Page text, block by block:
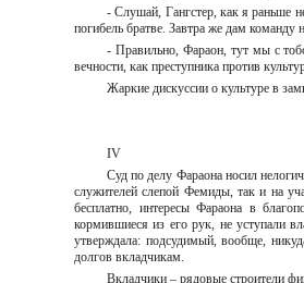
- Слушай, Гангстер, как я раньше
погибель братве. Завтра же дам команду
- Правильно, Фараон, тут мы с
вечности, как преступника против
Жаркие дискуссии о культуре в
IV
Суд по делу Фараона носил
служителей слепой Фемиды, так и на
бесплатно, интересы Фараона в
кормившиеся из его рук, не уступали
утверждала: подсудимый, вообще,
долгов вкладчикам.
Вкладчики – рядовые строители